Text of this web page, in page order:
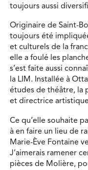
toujours aussi
Originaire de Saint-
toujours été
et culturels de la
elle a foulé les
s’est faite aussi
la LIM. Installée à
études de théâtre, la
et directrice
Ce qu’elle souhaite
à en faire un lieu de
Marie-Ève Fontaine
J’aimerais ramener
pièces de Molière,